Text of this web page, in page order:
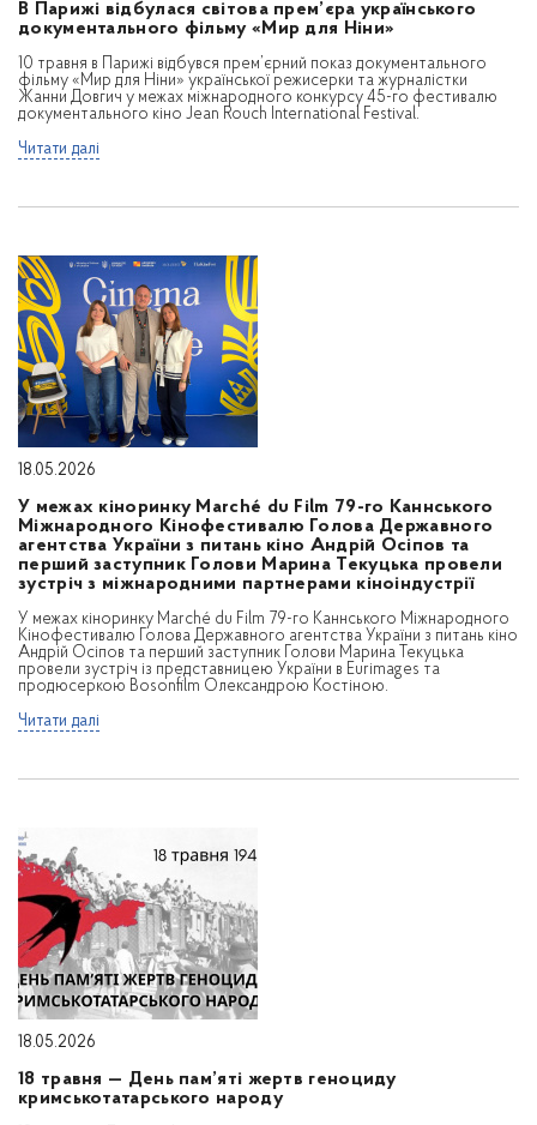
В Парижі відбулася світова прем’єра українського
документального фільму «Мир для Ніни»
10 травня в Парижі відбувся прем’єрний показ документального
фільму «Мир для Ніни» української режисерки та журналістки
Жанни Довгич у межах міжнародного конкурсу 45-го фестивалю
документального кіно Jean Rouch International Festival.
Читати далі
18.05.2026
У межах кіноринку Marché du Film 79-го Каннського
Міжнародного Кінофестивалю Голова Державного
агентства України з питань кіно Андрій Осіпов та
перший заступник Голови Марина Текуцька провели
зустріч з міжнародними партнерами кіноіндустрії
У межах кіноринку Marché du Film 79-го Каннського Міжнародного
Кінофестивалю Голова Державного агентства України з питань кіно
Андрій Осіпов та перший заступник Голови Марина Текуцька
провели зустріч із представницею України в Eurimages та
продюсеркою Bosonfilm Олександрою Костіною.
Читати далі
18.05.2026
18 травня — День пам’яті жертв геноциду
кримськотатарського народу